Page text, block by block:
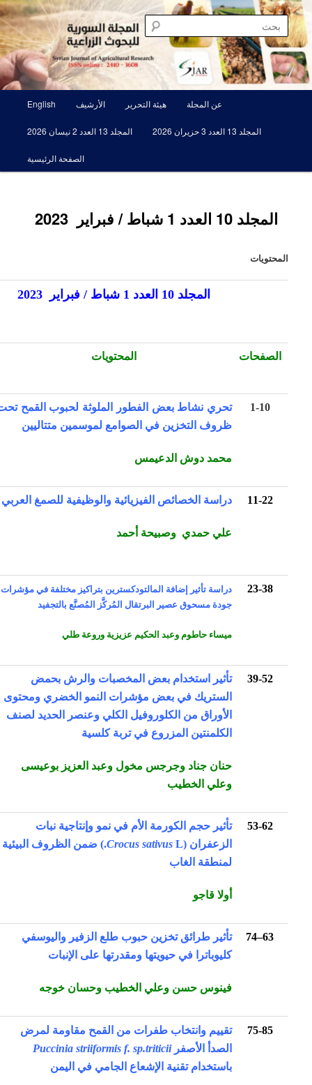
المجلة السورية للبحوث الزراعية SJAR
مجلة علمية محكمة تصدرها الهيئة العامة للبحوث العلمية الزراعية
بحث
English الأرشيف هيئة التحرير عن المجلة
المجلد 13 العدد 2 نيسان 2026 المجلد 13 العدد 3 حزيران 2026
الصفحة الرئيسية
المجلد 10 العدد 1 شباط / فبراير 2023
المحتويات
المجلد 10 العدد 1 شباط / فبراير 2023
الصفحات المحتويات
1-10
تحري نشاط بعض الفطور الملوثة لحبوب القمح تحت
ظروف التخزين في الصوامع لموسمين متتاليين
محمد دوش الدعيمس
11-22 دراسة الخصائص الفيزيائية والوظيفية للصمغ العربي
علي حمدي وصبيحة أحمد
23-38
دراسة تأثير إضافة المالتودكسترين بتراكيز مختلفة في مؤشرات
جودة مسحوق عصير البرتقال المُركَّز المُصنَّع بالتجفيد
ميساء حاطوم وعبد الحكيم عزيزية وروعة طلي
39-52
تأثير استخدام بعض المخصبات والرش بحمض
الستريك في بعض مؤشرات النمو الخضري ومحتوى
الأوراق من الكلوروفيل الكلي وعنصر الحديد لصنف
الكلمنتين المزروع في تربة كلسية
حنان جناد وجرجس مخول وعبد العزيز بوعيسى
وعلي الخطيب
53-62
تأثير حجم الكورمة الأم في نمو وإنتاجية نبات
الزعفران (
Crocus sativusL.) ضمن الظروف البيئية
لمنطقة الغاب
أولا قاجو
63
–
74
تأثير طرائق تخزين حبوب طلع الزفير واليوسفي
كليوباترا في حيويتها ومقدرتها على الإنبات
فينوس حسن وعلي الخطيب وحسان خوجه
75-85
تقييم وانتخاب طفرات من القمح مقاومة لمرض
الصدأ الأصفر Puccinia striiformis f. sp.triticii
باستخدام تقنية الإشعاع الجامي في اليمن